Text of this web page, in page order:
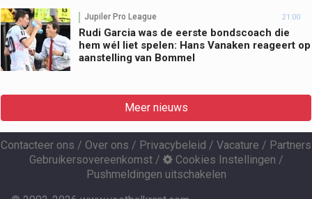
Jupiler Pro League 21:00
Rudi Garcia was de eerste bondscoach die
hem wél liet spelen: Hans Vanaken reageert op
aanstelling van Bommel
Meer nieuws
Contacteer ons / Over ons / Privacybeleid / Vacature / Partners
Gebruikersovereenkomst/ Cookies Instellingen /
Pushmeldingen uitschakelen